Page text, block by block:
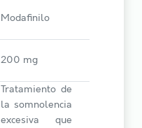
Modafinilo
200 mg
Tratamiento de
la somnolencia
excesiva que